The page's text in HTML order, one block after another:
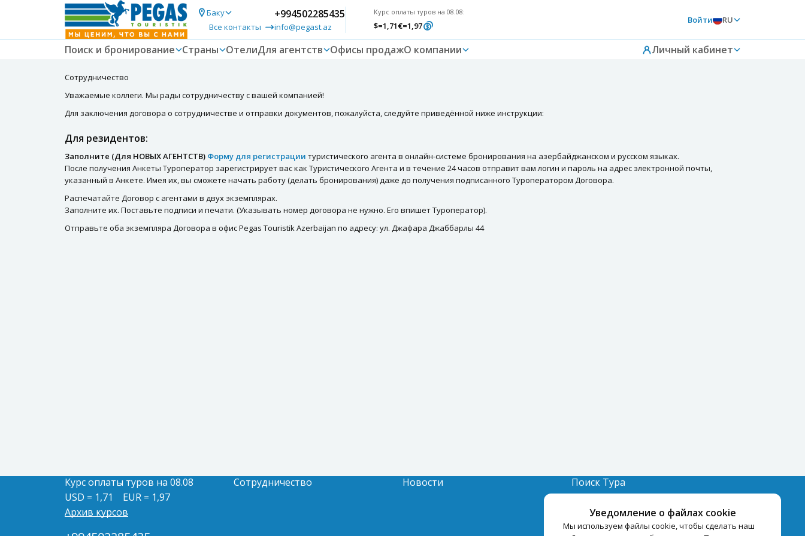
Баку
Все контакты
+994502285435
info@pegast.az
Курс оплаты туров на 08.08:
$=1,71€=1,97
Войти RU
Поиск и бронирование Страны ОтелиДля агентств Офисы продажО компании Личный кабинет
Сотрудничество
Уважаемые коллеги. Мы рады сотрудничеству с вашей компанией!
Для заключения договора о сотрудничестве и отправки документов, пожалуйста, следуйте приведённой ниже инструкции:
Для резидентов:
Заполните (Для НОВЫХ АГЕНТСТВ) Форму для регистрации туристического агента в онлайн-системе бронирования на азербайджанском и русском языках.
После получения Анкеты Туроператор зарегистрирует вас как Туристического Агента и в течение 24 часов отправит вам логин и пароль на адрес электронной почты,
указанный в Анкете. Имея их, вы сможете начать работу (делать бронирования) даже до получения подписанного Туроператором Договора.
Распечатайте Договор с агентами в двух экземплярах.
Заполните их. Поставьте подписи и печати. (Указывать номер договора не нужно. Его впишет Туроператор).
Отправьте оба экземпляра Договора в офис Pegas Touristik Azerbaijan по адресу: ул. Джафара Джаббарлы 44
Уведомление о файлах cookie
Мы используем файлы cookie, чтобы сделать наш
Курс оплаты туров на 08.08
USD = 1,71
EUR = 1,97
Архив курсов
Сотрудничество Новости
Поиск Тура
Отели